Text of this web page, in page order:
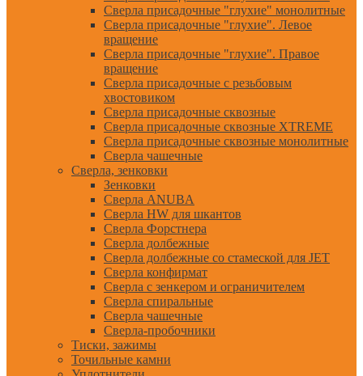
Сверла присадочные "глухие" монолитные
Сверла присадочные "глухие". Левое
вращение
Сверла присадочные "глухие". Правое
вращение
Сверла присадочные с резьбовым
хвостовиком
Сверла присадочные сквозные
Сверла присадочные сквозные XTREME
Сверла присадочные сквозные монолитные
Сверла чашечные
Сверла, зенковки
Зенковки
Сверла ANUBA
Сверла HW для шкантов
Сверла Форстнера
Сверла долбежные
Сверла долбежные со стамеской для JET
Сверла конфирмат
Сверла с зенкером и ограничителем
Сверла спиральные
Сверла чашечные
Сверла-пробочники
Тиски, зажимы
Точильные камни